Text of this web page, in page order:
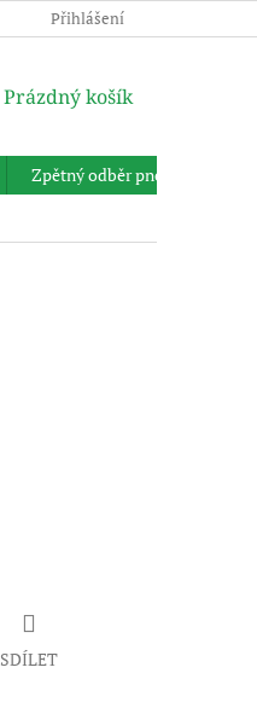
Přihlášení
NÁKUPNÍ
Prázdný košík
Zpětný odběr pneumatik
SDÍLET